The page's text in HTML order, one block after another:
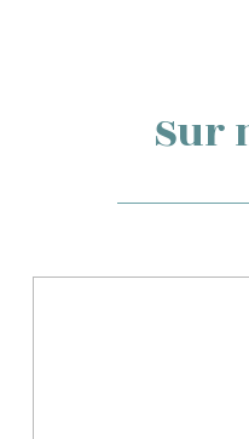
Sur